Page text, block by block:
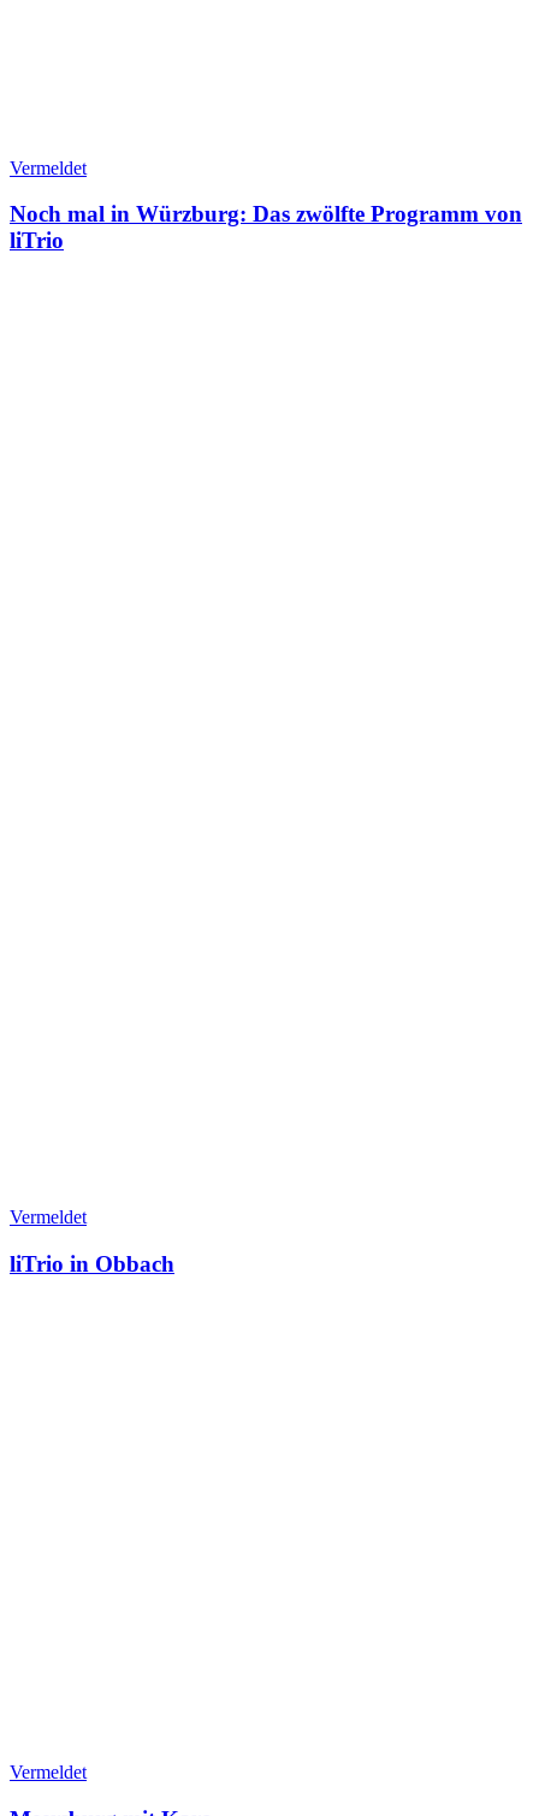
Vermeldet
Noch mal in Würzburg: Das zwölfte Programm von
liTrio
Vermeldet
liTrio in Obbach
Vermeldet